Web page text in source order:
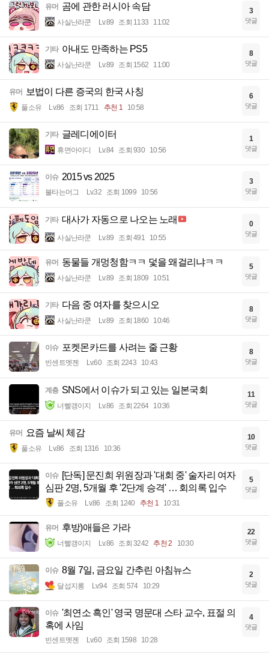
유머 곰에 관한 러시아 속담
사실난라쿤 Lv.89 조회 1133 11:02
3
댓글
기타 아내도 만족하는 PS5
사실난라쿤 Lv.89 조회 1562 11:00
8
댓글
유머 보법이 다른 증국의 한국 사칭
풀소유 Lv.86 조회 1711 추천 1 10:58
6
댓글
기타 글레디에이터
휴면아이디 Lv.84 조회 930 10:56
1
댓글
이슈 2015 vs 2025
불타는머그 Lv.32 조회 1099 10:56
3
댓글
기타 대사가 자동으로 나오는 노래
사실난라쿤 Lv.89 조회 491 10:55
0
댓글
유머 동물들 개멍청함ㅋㅋ 덫을 왜걸리냐ㅋㅋ
사실난라쿤 Lv.89 조회 1809 10:51
5
댓글
기타 다음 중 여자를 찾으시오
사실난라쿤 Lv.89 조회 1860 10:46
8
댓글
이슈 포켓몬카드를 사려는 줄 근황
빈센트멧젠 Lv.60 조회 2243 10:43
8
댓글
계층 SNS에서 이슈가 되고 있는 일본국회
너빨갱이지 Lv.86 조회 2264 10:36
11
댓글
유머 요즘 날씨 체감
풀소유 Lv.86 조회 1316 10:36
10
댓글
이슈 [단독] 문진희 위원장과 '대회 중' 술자리 여자
심판 2명, 5개월 후 '2단계 승격' … 회의록 입수
풀소유 Lv.86 조회 1240 추천 1 10:31
5
댓글
유머 후방)애들은 가라
너빨갱이지 Lv.86 조회 3242 추천 2 10:30
22
댓글
이슈 8월 7일, 금요일 간추린 아침뉴스
달섭지롱 Lv.94 조회 574 10:29
2
댓글
이슈 '최연소 흑인' 영국 명문대 스타 교수, 표절 의
혹에 사임
빈센트멧젠 Lv.60 조회 1598 10:28
4
댓글